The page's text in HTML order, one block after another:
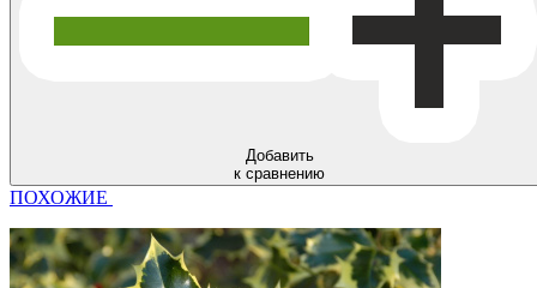
Добавить
к сравнению
ПОХОЖИЕ